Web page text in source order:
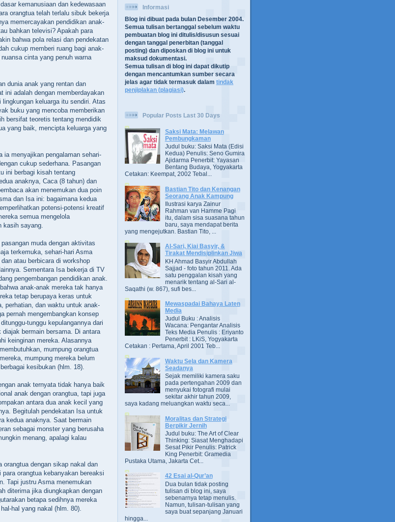
kemanusiaan dan kedewasaan
orangtua telah terlalu sibuk bekerja
memercayakan pendidikan anak-
bahkan televisi‭? ‬Apakah para
bahwa pola relasi dan pendekatan
cukup memberi ruang bagi anak-
cinta yang penuh warna
dunia anak yang rentan dan
ini adalah dengan memberdayakan
keluarga itu sendiri.‭ ‬Atas
buku yang mencoba memberikan
bersifat teoretis tentang mendidik
yang baik,‭ ‬mencipta keluarga yang
ia menyajikan pengalaman sehari-
cukup sederhana.‭ ‬Pasangan
ini berbagi kisah tentang
anaknya,‭ ‬Caca‭ (‬8‭ ‬tahun‭) ‬dan
akan menemukan dua poin
dan Isa ini:‭ ‬bagaimana kedua
potensi-potensi kreatif
semua mengelola
kasih sayang.
muda dengan aktivitas
terkemuka,‭ ‬sehari-hari Asma
atau berbicara di‭ ‬workshop
‬Sementara Isa bekerja di TV
pengembangan pendidikan anak.‭
anak-anak mereka tak hanya
tetap berupaya keras untuk
‬perhatian,‭ ‬dan waktu untuk anak-
pernah mengembangkan konsep
tunggu kepulangannya dari
bermain bersama.‭ ‬Di antara
keinginan mereka.‭ ‬Alasannya
‬mumpung orangtua
‬mumpung mereka belum
kesibukan‭ (‬hlm.‭ ‬18‭)‬.
anak ternyata tidak hanya baik
anak dengan orangtua,‭ ‬tapi juga
antara dua anak kecil yang
‬Begitulah pendekatan Isa untuk
kedua anaknya.‭ ‬Saat bermain
sebagai monster yang berusaha
menang,‭ ‬apalagi kalau
orangtua dengan sikap nakal dan
orangtua kebanyakan bereaksi
‬Tapi justru Asma menemukan
diterima jika diungkapkan dengan
betapa sedihnya mereka
hal yang nakal‭ (‬hlm.‭ ‬80‭)‬.
Informasi
Blog ini dibuat pada bulan Desember 2004.
Semua tulisan bertanggal sebelum waktu
pembuatan blog ini ditulis/disusun sesuai
dengan tanggal penerbitan (tanggal
posting) dan diposkan di blog ini untuk
maksud dokumentasi.
Semua tulisan di blog ini dapat dikutip
dengan mencantumkan sumber secara
jelas agar tidak termasuk dalam tindak
penjiplakan (plagiasi).
Popular Posts Last 30 Days
Saksi Mata: Melawan
Pembungkaman
Judul buku: Saksi Mata (Edisi
Kedua) Penulis: Seno Gumira
Ajidarma Penerbit: Yayasan
Bentang Budaya, Yogyakarta
Cetakan: Keempat, 2002 Tebal...
Bastian Tito dan Kenangan
Seorang Anak Kampung
Ilustrasi karya Zainur
Rahman van Hamme Pagi
itu, dalam sisa suasana tahun
baru, saya mendapat berita
yang mengejutkan. Bastian Tito, ...
Al-Sari, Kiai Basyir, &
Tirakat Mendisiplinkan Jiwa
KH Ahmad Basyir Abdullah
Sajjad - foto tahun 2011. Ada
satu penggalan kisah yang
menarik tentang al-Sari al-
Saqathi (w. 867), sufi bes...
Mewaspadai Bahaya Laten
Media
Judul Buku : Analisis
Wacana: Pengantar Analisis
Teks Media Penulis : Eriyanto
Penerbit : LKiS, Yogyakarta
Cetakan : Pertama, April 2001 Teb...
Waktu Sela dan Kamera
Seadanya
Sejak memiliki kamera saku
pada pertengahan 2009 dan
menyukai fotografi mulai
sekitar akhir tahun 2009,
saya kadang meluangkan waktu seca...
Moralitas dan Strategi
Berpikir Jernih
Judul buku: The Art of Clear
Thinking: Siasat Menghadapi
Sesat Pikir Penulis: Patrick
King Penerbit: Gramedia
Pustaka Utama, Jakarta Cet...
42 Esai al-Qur’an
Dua bulan tidak posting
tulisan di blog ini, saya
sebenarnya tetap menulis.
Namun, tulisan-tulisan yang
saya buat sepanjang Januari
hingga...